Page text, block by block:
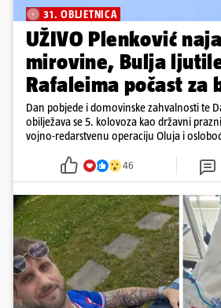
31. OBLJETNICA
UŽIVO Plenković
mirovine, Bulja
Rafaleima počast za
Dan pobjede i domovinske zahvalnosti te
obilježava se 5. kolovoza kao državni
vojno-redarstvenu operaciju Oluja i
46